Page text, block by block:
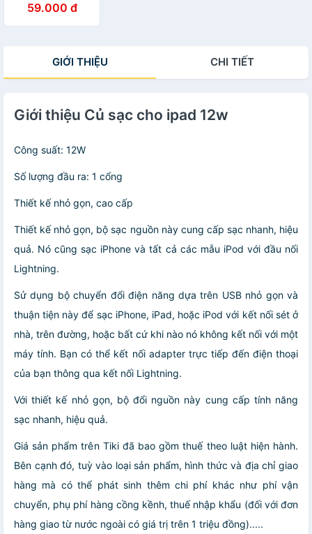
IOS59.000 đ
GIỚI THIỆU CHI TIẾT
Giới thiệu Củ sạc cho ipad 12w
Công suất: 12W
Số lượng đầu ra: 1 cổng
Thiết kế nhỏ gọn, cao cấp
Thiết kế nhỏ gọn, bộ sạc nguồn này cung cấp sạc nhanh, hiệu
quả. Nó cũng sạc iPhone và tất cả các mẫu iPod với đầu nối
Lightning.
Sử dụng bộ chuyển đổi điện năng dựa trên USB nhỏ gọn và
thuận tiện này để sạc iPhone, iPad, hoặc iPod với kết nối sét ở
nhà, trên đường, hoặc bất cứ khi nào nó không kết nối với một
máy tính. Bạn có thể kết nối adapter trực tiếp đến điện thoại
của bạn thông qua kết nối Lightning.
Với thiết kế nhỏ gọn, bộ đổi nguồn này cung cấp tính năng
sạc nhanh, hiệu quả.
Giá sản phẩm trên Tiki đã bao gồm thuế theo luật hiện hành.
Bên cạnh đó, tuỳ vào loại sản phẩm, hình thức và địa chỉ giao
hàng mà có thể phát sinh thêm chi phí khác như phí vận
chuyển, phụ phí hàng cồng kềnh, thuế nhập khẩu (đối với đơn
hàng giao từ nước ngoài có giá trị trên 1 triệu đồng).....